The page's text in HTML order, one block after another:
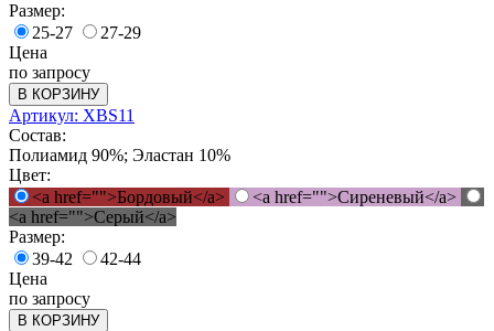
Размер:
25-27
27-29
Цена
по запросу
В КОРЗИНУ
Артикул: XBS11
Состав:
Полиамид 90%; Эластан 10%
Цвет:
<a href="">Бордовый</a>
<a href="">Сиреневый</a>
<a href="">Серый</a>
Размер:
39-42
42-44
Цена
по запросу
В КОРЗИНУ